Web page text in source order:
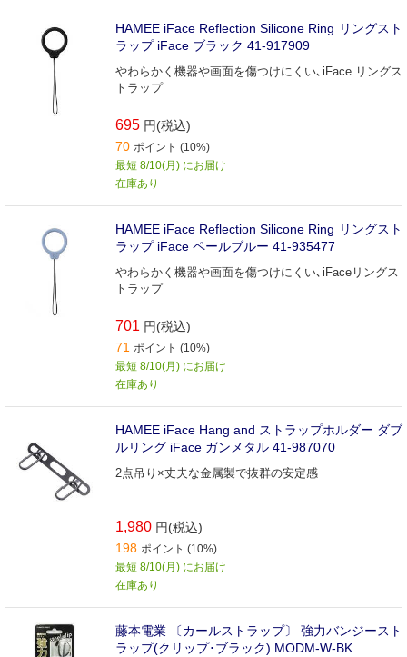
HAMEE iFace Reflection Silicone Ring リングスト
ラップ iFace ブラック 41-917909
やわらかく機器や画面を傷つけにくい､iFace リングス
トラップ
695 円(税込)
70 ポイント (10%)
最短 8/10(月) にお届け
在庫あり
HAMEE iFace Reflection Silicone Ring リングスト
ラップ iFace ペールブルー 41-935477
やわらかく機器や画面を傷つけにくい､iFaceリングス
トラップ
701 円(税込)
71 ポイント (10%)
最短 8/10(月) にお届け
在庫あり
HAMEE iFace Hang and ストラップホルダー ダブ
ルリング iFace ガンメタル 41-987070
2点吊り×丈夫な金属製で抜群の安定感
1,980 円(税込)
198 ポイント (10%)
最短 8/10(月) にお届け
在庫あり
藤本電業 〔カールストラップ〕 強力バンジースト
ラップ(クリップ･ブラック) MODM-W-BK